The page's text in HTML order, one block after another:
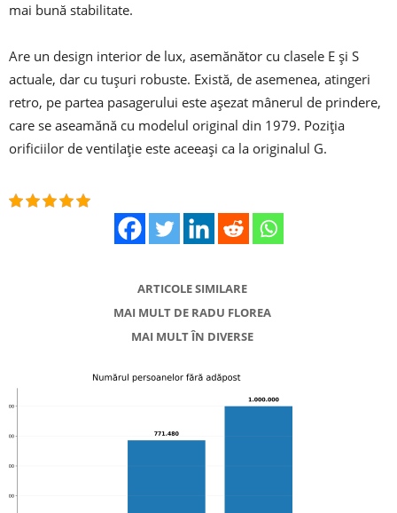
mai bună stabilitate.
Are un design interior de lux, asemănător cu clasele E și S
actuale, dar cu tușuri robuste. Există, de asemenea, atingeri
retro, pe partea pasagerului este așezat mânerul de prindere,
care se aseamănă cu modelul original din 1979. Poziția
orificiilor de ventilație este aceeași ca la originalul G.
ARTICOLE SIMILARE
MAI MULT DE RADU FLOREA
MAI MULT ÎN DIVERSE